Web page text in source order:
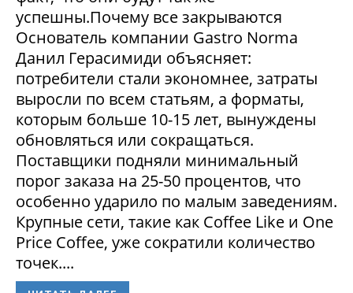
успешны.Почему все закрываются
Основатель компании Gastro Norma
Данил Герасимиди объясняет:
потребители стали экономнее, затраты
выросли по всем статьям, а форматы,
которым больше 10-15 лет, вынуждены
обновляться или сокращаться.
Поставщики подняли минимальный
порог заказа на 25-50 процентов, что
особенно ударило по малым заведениям.
Крупные сети, такие как Coffee Like и One
Price Coffee, уже сократили количество
точек....